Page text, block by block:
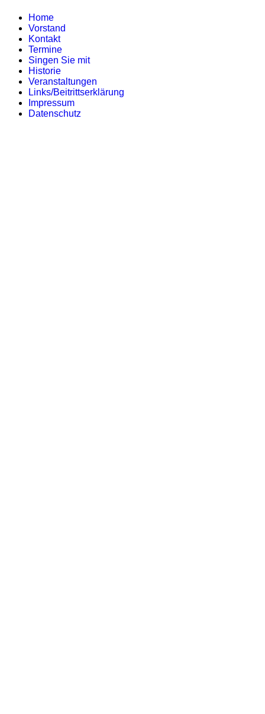
Home
Vorstand
Kontakt
Termine
Singen Sie mit
Historie
Veranstaltungen
Links/Beitrittserklärung
Impressum
Datenschutz